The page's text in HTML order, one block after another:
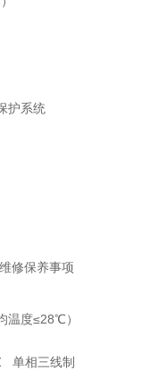
护系统
修保养事项
温度≤28℃）
单相三线制